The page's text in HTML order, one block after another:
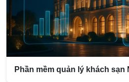
Phần mềm quản lý khách sạn